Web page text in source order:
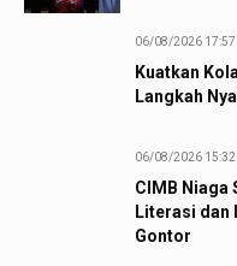
06/08/2026 17:57
Kuatkan
Langkah
06/08/2026 15:32
CIMB Niaga
Literasi dan
Gontor